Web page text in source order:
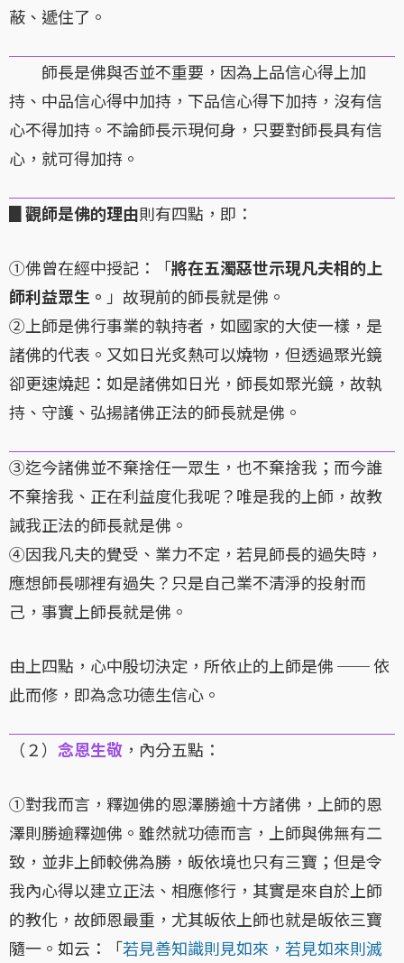
蔽、遞住了。
師長是佛與否並不重要，因為上品信心得上加
持、中品信心得中加持，下品信心得下加持，沒有信
心不得加持。不論師長示現何身，只要對師長具有信
心，就可得加持。
▊觀師是佛的理由則有四點，即：
①佛曾在經中授記：「將在五濁惡世示現凡夫相的上
師利益眾生。 」故現前的師長就是佛。
②上師是佛行事業的執持者，如國家的大使一樣，是
諸佛的代表。又如日光炙熱可以燒物，但透過聚光鏡
卻更速燒起：如是諸佛如日光，師長如聚光鏡，故執
持、守護、弘揚諸佛正法的師長就是佛。
③迄今諸佛並不棄捨任一眾生，也不棄捨我；而今誰
不棄捨我、正在利益度化我呢？唯是我的上師，故教
誡我正法的師長就是佛。
④因我凡夫的覺受、業力不定，若見師長的過失時，
應想師長哪裡有過失？只是自己業不清淨的投射而
己，事實上師長就是佛。
由上四點，心中殷切決定，所依止的上師是佛 ── 依
此而修，即為念功德生信心。
（２） 念恩生敬 ，內分五點：
①對我而言，釋迦佛的恩澤勝逾十方諸佛，上師的恩
澤則勝逾釋迦佛。雖然就功德而言，上師與佛無有二
致，並非上師較佛為勝，皈依境也只有三寶；但是令
我內心得以建立正法、相應修行，其實是來自於上師
的教化，故師恩最重，尤其皈依上師也就是皈依三寶
隨一。如云：「若見善知識則見如來，若見如來則滅